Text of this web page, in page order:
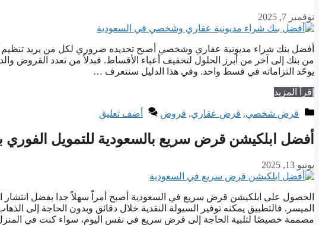
نوفمبر 7, 2025
أفضل بنك شراء مديونية عقاري وشخصي أصبح تحديده ضروري لكل من يريد تنظيم
من بنك إلى آخر من أبرز الحلول لتخفيف أعباء الأقساط. فبدلاً من تعدد القروض
يوحّد التزاماته في قسط واحد. وفي هذا الدليل سنتعرف …
إقرأ المزيد
التصنيفات
قرض شخصي, قرض عقاري, قروض أضف تعليق
أفضل ابلكيشن قرض سريع بالسعودية للتمويل الفوري
يونيو 13, 2025
الحصول على ابلكيشن قرض سريع في السعودية أصبح أمراً سهلاً جدا بفضل انتشار
الميسر. فالتطبيق يمكنه توفير السيولة النقدية خلال دقائق وبدون الحاجة إلى
مصممة خصيصًا لتلبية الحاجة إلى قرض سريع في نفس اليوم، سواء كنت في